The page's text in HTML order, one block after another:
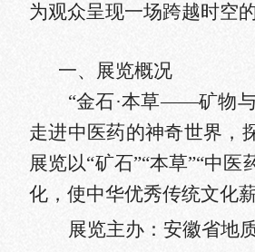
为观众呈现一场跨越时空
一、展览概况
“金石·本草——矿物与
走进中医药的神奇世界，
展览以“矿石”“本草”“中
化，使中华优秀传统文化薪
展览主办： 安徽省地